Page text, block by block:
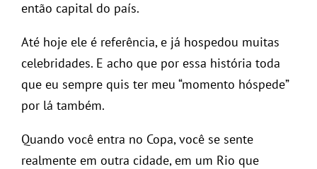
então capital do país.
Até hoje ele é referência, e já hospedou muitas
celebridades. E acho que por essa história toda
que eu sempre quis ter meu “momento hóspede”
por lá também.
Quando você entra no Copa, você se sente
realmente em outra cidade, em um Rio que